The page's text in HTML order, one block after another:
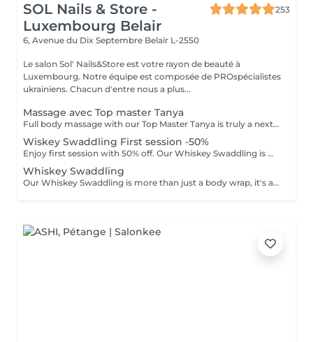
SOL Nails & Store -
Luxembourg Belair
253
6, Avenue du Dix Septembre Belair L-2550
Le salon Sol' Nails&Store est votre rayon de beauté à
Luxembourg. Notre équipe est composée de PROspécialistes
ukrainiens. Chacun d'entre nous a plus...
Massage avec Top master Tanya
Full body massage with our Top Master Tanya is truly a next-level experience. With more than 10 years of professional experience, she has an exceptional understanding of the body and its individual needs. Tanya adapts her technique exactly to what your body requires, often sensing it even before you do. This type of massage is designed to release tension, improve circulation, and promote deep relaxation. The treatment typically focuses on the back, shoulders, arms, legs, and other key tension areas, using smooth, flowing, and soothing massage techniques. Result: a feeling of lightness, relaxation, and renewed body comfort. Recommended frequency: from once a week to once a month, depending on your personal needs and stress level.
Wiskey Swaddling First session -50%
Enjoy first session with 50% off. Our Whiskey Swaddling is more than just a body wrap, it's a full-body ritual designed to detox, tone, and deeply nourish your skin. We tailor the wrap to your needs using active-rich formulas, then wrap you in bandages, film, and warmth to boost results. The gentle contrast in temperature combined with potent actives works wonders and the results speak for themselves: Benefits: -Body detox & inch loss -Firmer, smoother skin -Improved tone & circulation
Whiskey Swaddling
Our Whiskey Swaddling is more than just a body wrap, it's a full-body ritual designed to detox, tone, and deeply nourish your skin. We tailor the wrap to your needs using active-rich formulas, then wrap you in bandages, film, and warmth to boost results. The gentle contrast in temperature combined with potent actives works wonders and the results speak for themselves: Benefits: -Body detox & inch loss -Firmer, smoother skin -Improved tone & circulation